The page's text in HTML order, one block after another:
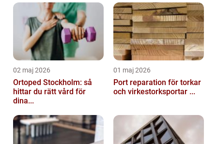
02 maj 2026
Ortoped Stockholm: så
hittar du rätt vård för
dina...
01 maj 2026
Port reparation för torkar
och virkestorksportar ...